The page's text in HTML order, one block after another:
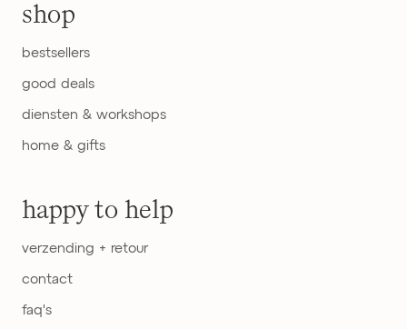
shop
bestsellers
good deals
diensten & workshops
home & gifts
happy to help
verzending + retour
contact
faq's